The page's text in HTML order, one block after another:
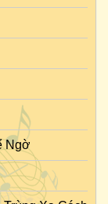
Ngờ